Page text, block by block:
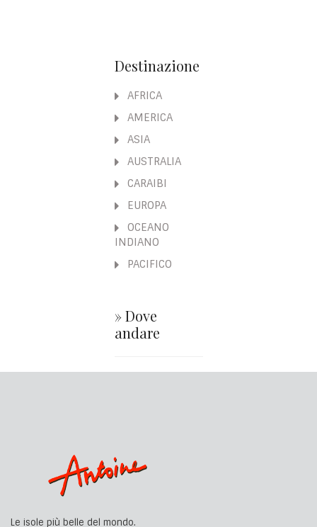
Destinazione
AFRICA
AMERICA
ASIA
AUSTRALIA
CARAIBI
EUROPA
OCEANO
INDIANO
PACIFICO
» Dove
andare
Le isole più belle del mondo.